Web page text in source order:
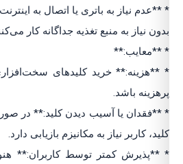
* **عدم نیاز به باتری یا اتصال به
بدون نیاز به منبع تغذیه جداگانه کار
* **معایب:**
* **هزینه:** خرید کلیدهای
پرهزینه باشد.
* **فقدان یا آسیب دیدن کلید:** در
کلید، کاربر نیاز به مکانیزم بازیابی دارد.
* **پذیرش کمتر توسط کاربران:**